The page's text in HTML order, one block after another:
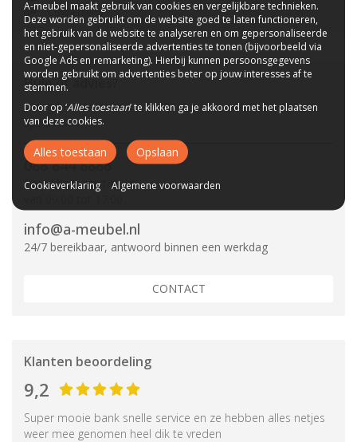
CBW-Erkend
Hulp of advies?
Vraag het aan onze
specialisten.
088 844 8888
Bereikbaar ma t/m vr
info@a-meubel.nl
24/7 bereikbaar, antwoord binnen een werkdag
CONTACT
Klanten beoordeling
9,2
Super mooie bank snelle service en ze hebben alles netjes
weer mee genomen heel dik te vreden
A-meubel maakt gebruik van cookies en vergelijkbare technieken.
Deze worden gebruikt om de website goed te laten functioneren,
het gebruik van de website te analyseren en om gepersonaliseerde
en niet-gepersonaliseerde advertenties te tonen (bijvoorbeeld via
Google Ads en remarketing). Hierbij kunnen persoonsgegevens
worden gebruikt om advertenties beter op jouw interesses af te
stemmen.
Door op ‘Alles toestaan’ te klikken ga je akkoord met het plaatsen
van deze cookies.
Alles toestaan Opslaan
Cookieverklaring Algemene voorwaarden